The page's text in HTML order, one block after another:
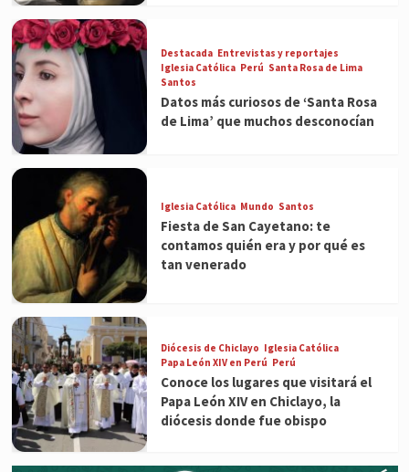
Destacada Entrevistas y reportajes
Iglesia Católica Perú Santa Rosa de Lima
Santos
Datos más curiosos de ‘Santa Rosa
de Lima’ que muchos desconocían
Iglesia Católica Mundo Santos
Fiesta de San Cayetano: te
contamos quién era y por qué es
tan venerado
Diócesis de Chiclayo Iglesia Católica
Papa León XIV en Perú Perú
Conoce los lugares que visitará el
Papa León XIV en Chiclayo, la
diócesis donde fue obispo